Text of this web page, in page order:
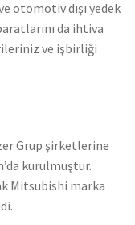
otomotiv dışı yedek
da ihtiva
ve işbirliği
Grup şirketlerine
kurulmuştur.
Mitsubishi marka